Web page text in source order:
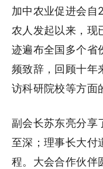
加中农业促进会自
农人发起以来，现
迹遍布全国多个省
频致辞，回顾十年
访科研院校等方面
副会长苏东亮分享
至深；理事长大付
程。大会合作伙伴